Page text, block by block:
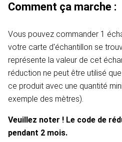
Comment ça marche :
Vous pouvez commander 1
votre carte d'échantillon se
représente la valeur de cet
réduction ne peut être utilisé
ce produit avec une quantité
exemple des mètres).
Veuillez noter ! Le code de
pendant 2 mois.